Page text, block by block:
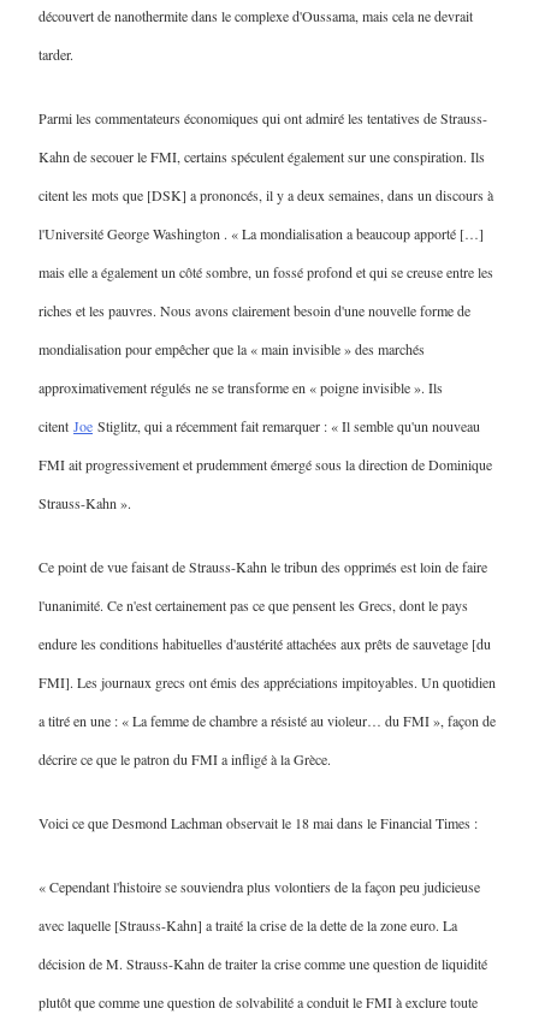
découvert de nanothermite dans le complexe d'Oussama, mais cela ne devrait
tarder.
Parmi les commentateurs économiques qui ont admiré les tentatives de Strauss-
Kahn de secouer le FMI, certains spéculent également sur une conspiration. Ils
citent les mots que [DSK] a prononcés, il y a deux semaines, dans un discours à
l'Université George Washington . « La mondialisation a beaucoup apporté […]
mais elle a également un côté sombre, un fossé profond et qui se creuse entre les
riches et les pauvres. Nous avons clairement besoin d'une nouvelle forme de
mondialisation pour empêcher que la « main invisible » des marchés
approximativement régulés ne se transforme en « poigne invisible ». Ils
citent Joe Stiglitz, qui a récemment fait remarquer : « Il semble qu'un nouveau
FMI ait progressivement et prudemment émergé sous la direction de Dominique
Strauss-Kahn ».
Ce point de vue faisant de Strauss-Kahn le tribun des opprimés est loin de faire
l'unanimité. Ce n'est certainement pas ce que pensent les Grecs, dont le pays
endure les conditions habituelles d'austérité attachées aux prêts de sauvetage [du
FMI]. Les journaux grecs ont émis des appréciations impitoyables. Un quotidien
a titré en une : « La femme de chambre a résisté au violeur… du FMI », façon de
décrire ce que le patron du FMI a infligé à la Grèce.
Voici ce que Desmond Lachman observait le 18 mai dans le Financial Times :
« Cependant l'histoire se souviendra plus volontiers de la façon peu judicieuse
avec laquelle [Strauss-Kahn] a traité la crise de la dette de la zone euro. La
décision de M. Strauss-Kahn de traiter la crise comme une question de liquidité
plutôt que comme une question de solvabilité a conduit le FMI à exclure toute